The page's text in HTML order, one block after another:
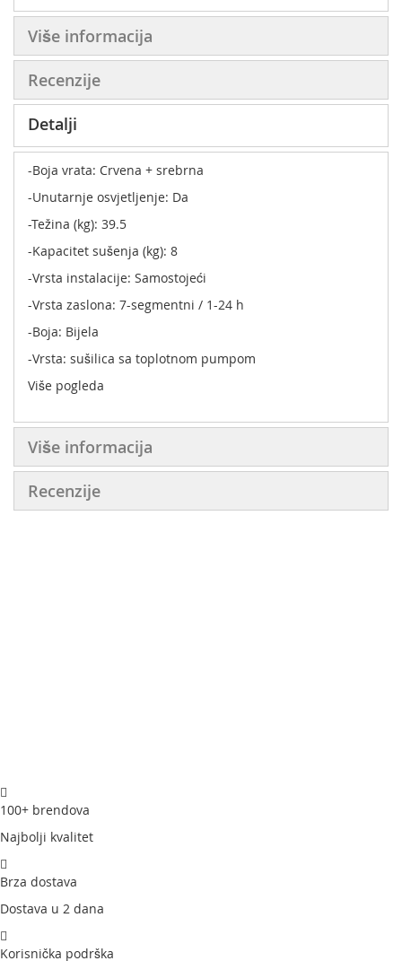
Više informacija
Recenzije
Detalji
-Boja vrata: Crvena + srebrna
-Unutarnje osvjetljenje: Da
-Težina (kg): 39.5
-Kapacitet sušenja (kg): 8
-Vrsta instalacije: Samostojeći
-Vrsta zaslona: 7-segmentni / 1-24 h
-Boja: Bijela
-Vrsta: sušilica sa toplotnom pumpom
Više pogleda
Više informacija
Recenzije
100+ brendova
Najbolji kvalitet
Brza dostava
Dostava u 2 dana
Korisnička podrška